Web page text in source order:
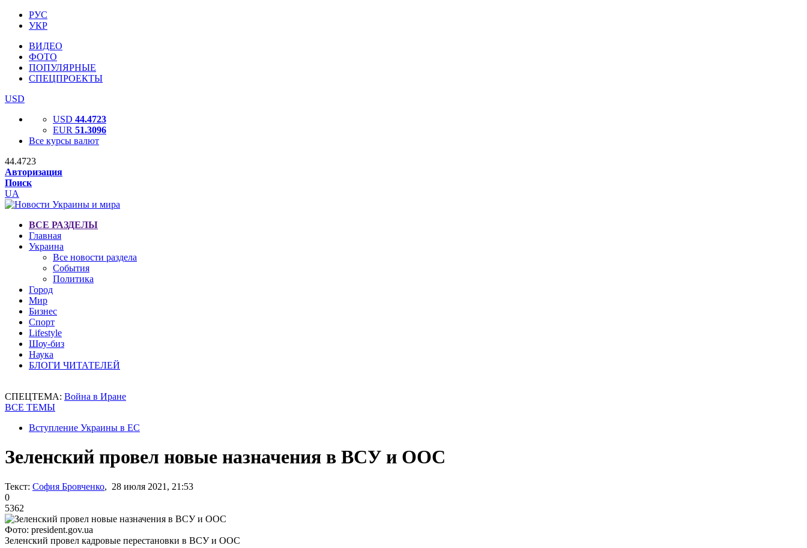
РУС
УКР
ВИДЕО
ФОТО
ПОПУЛЯРНЫЕ
СПЕЦПРОЕКТЫ
USD
USD 44.4723
EUR 51.3096
Все курсы валют
44.4723
Авторизация
Поиск
UA
ВСЕ РАЗДЕЛЫ
Главная
Украина
Все новости раздела
События
Политика
Город
Мир
Бизнес
Спорт
Lifestyle
Шоу-биз
Наука
БЛОГИ ЧИТАТЕЛЕЙ
СПЕЦТЕМА: Война в Иране
ВСЕ ТЕМЫ
Вступление Украины в ЕС
Зеленский провел новые назначения в ВСУ и ООС
Текст: София Бровченко, 28 июля 2021, 21:53
0
5362
Фото: president.gov.ua
Зеленский провел кадровые перестановки в ВСУ и ООС